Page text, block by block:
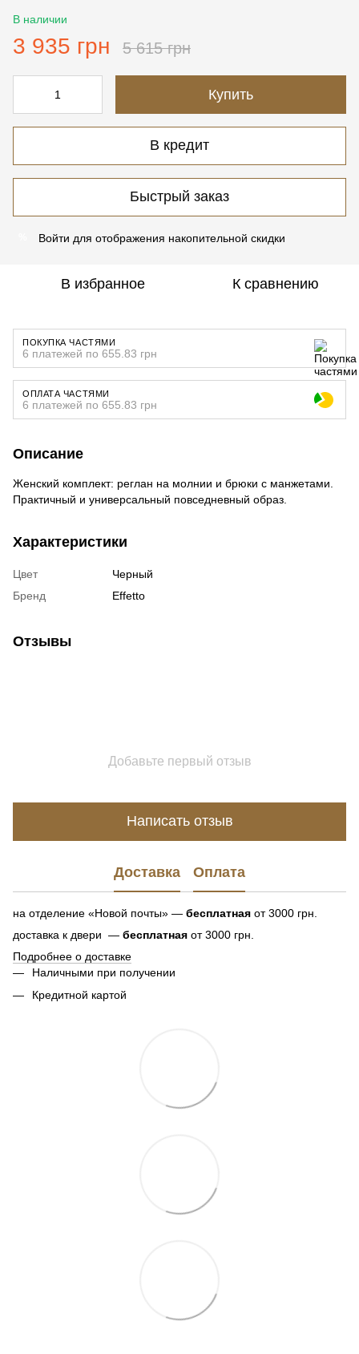
В наличии
3 935 грн 5 615 грн
Купить
В кредит
Быстрый заказ
Войти для отображения накопительной скидки
В избранное К сравнению
ПОКУПКА ЧАСТЯМИ
6 платежей по 655.83 грн
ОПЛАТА ЧАСТЯМИ
6 платежей по 655.83 грн
Описание
Женский комплект: реглан на молнии и брюки с манжетами.
Практичный и универсальный повседневный образ.
Характеристики
Цвет
Черный
Бренд
Effetto
Отзывы
Добавьте первый отзыв
Написать отзыв
Доставка Оплата
на отделение «Новой почты» — бесплатная от 3000 грн.
доставка к двери — бесплатная от 3000 грн.
Подробнее о доставке
Наличными при получении
Кредитной картой